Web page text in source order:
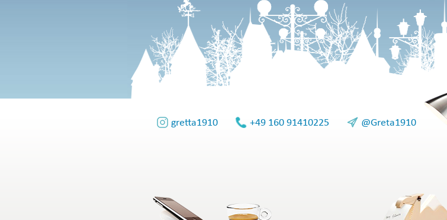
gretta1910 +49 160 91410225 @Greta1910